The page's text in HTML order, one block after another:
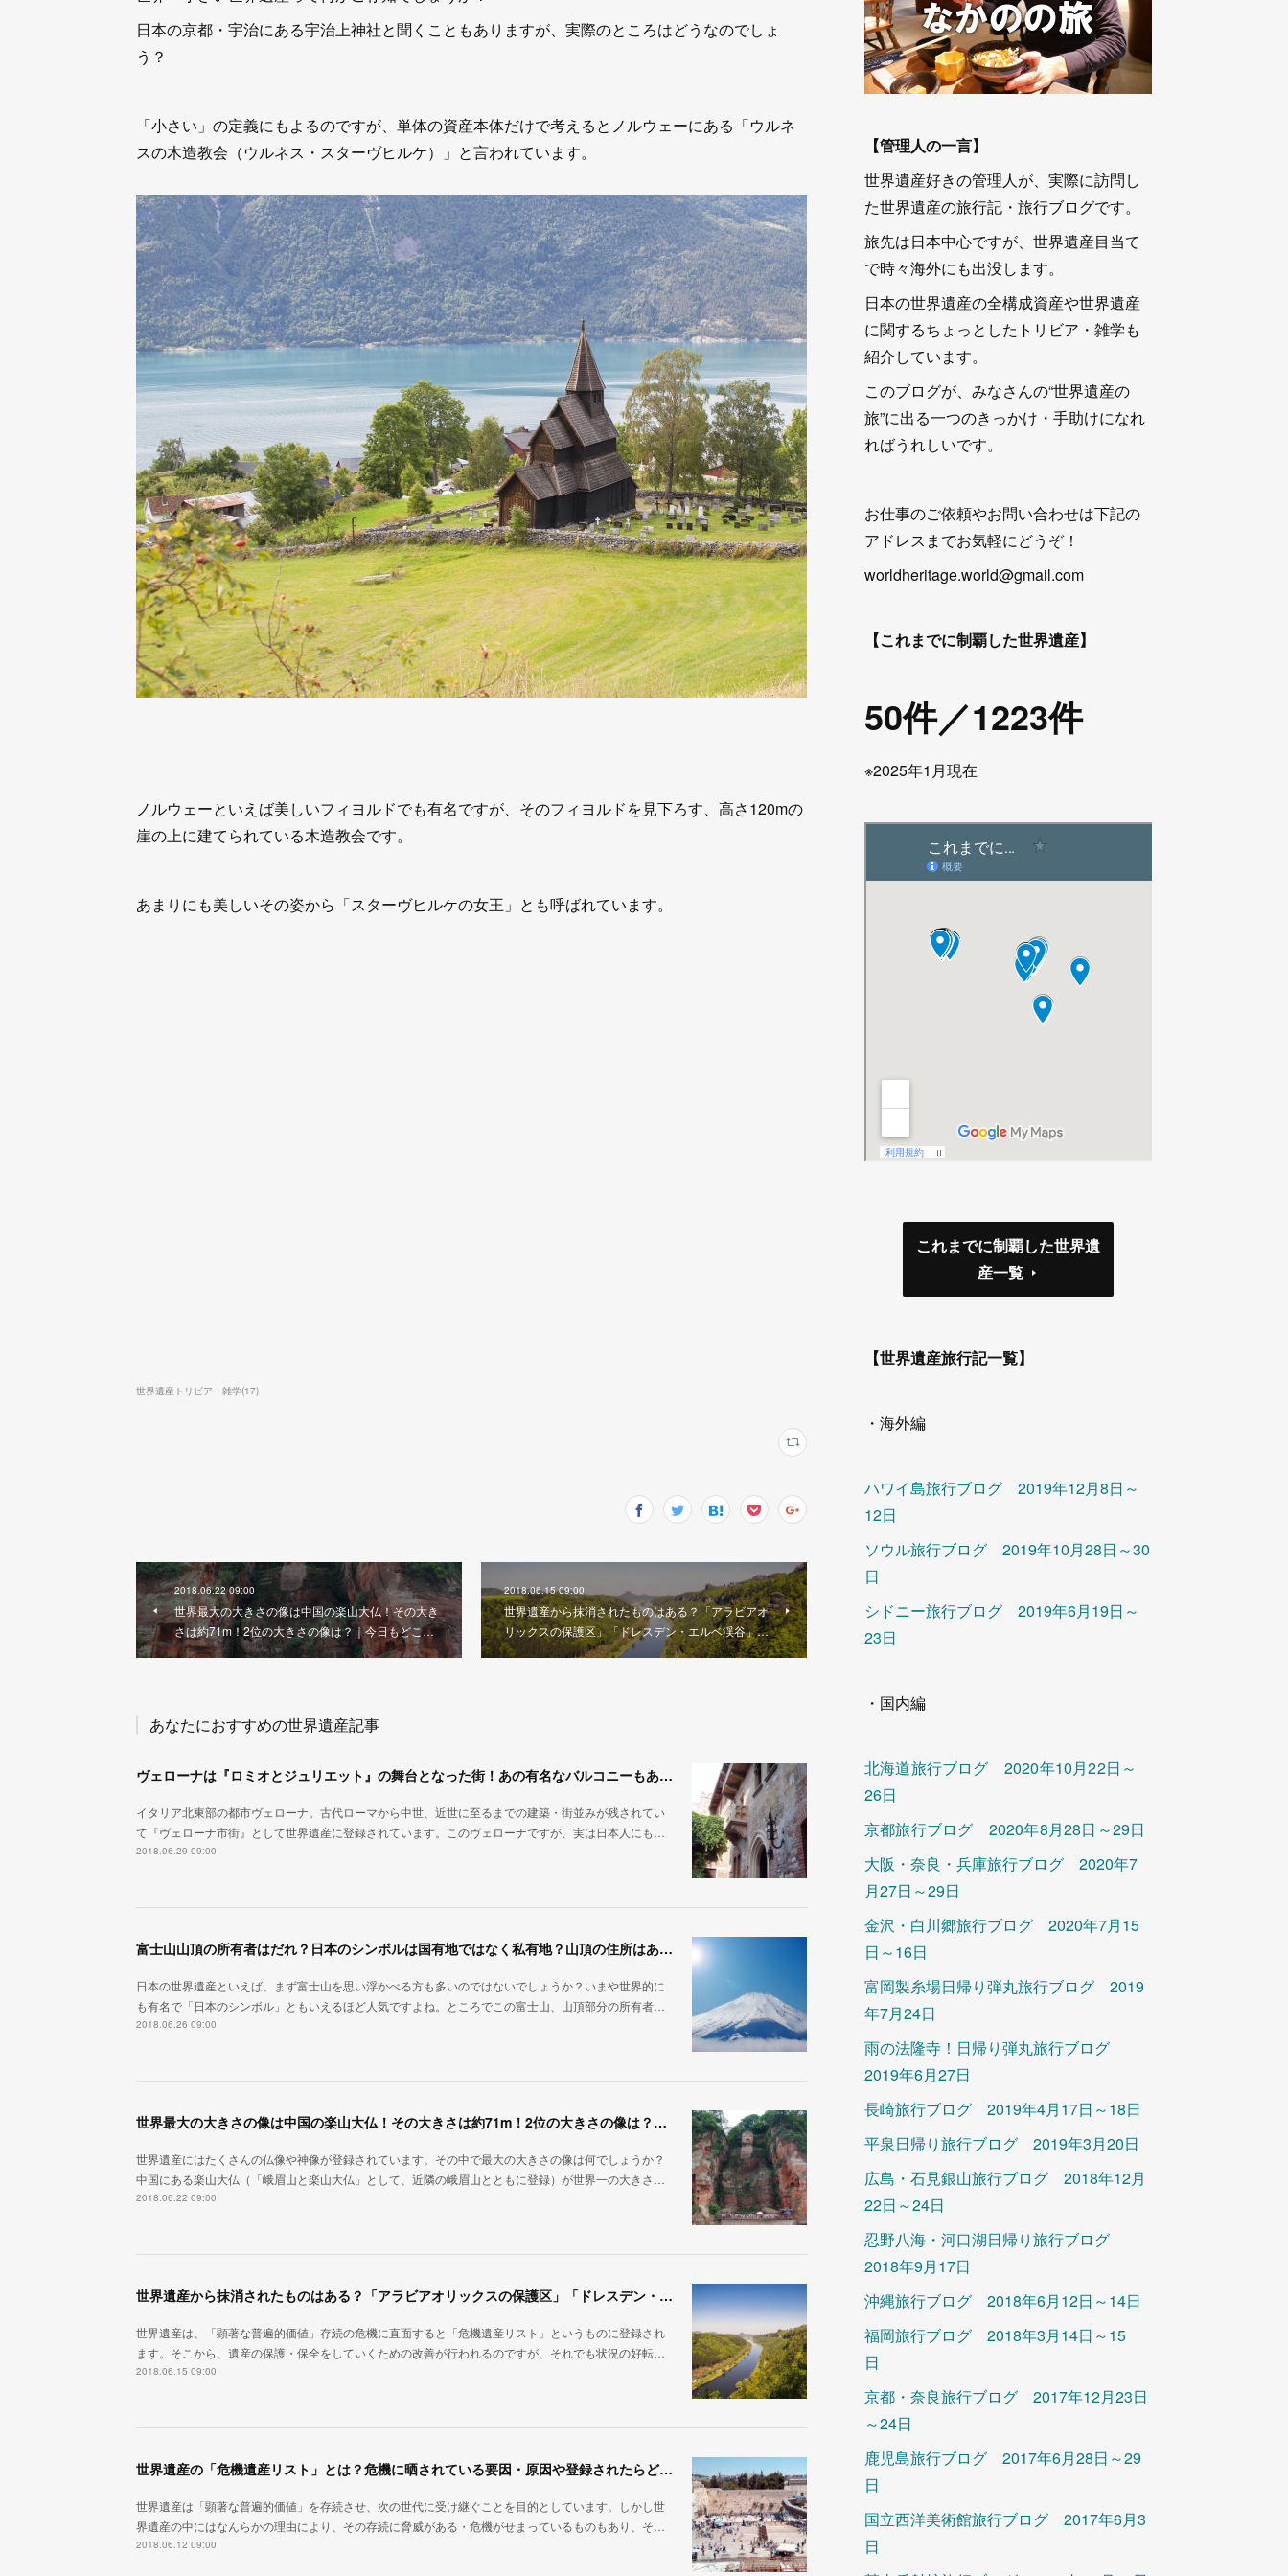
日本の京都・宇治にある宇治上神社と聞くこともありますが、実際のところはどうなのでしょ
う？
「小さい」の定義にもよるのですが、単体の資産本体だけで考えるとノルウェーにある「ウルネ
スの木造教会（ウルネス・スターヴヒルケ）」と言われています。
ノルウェーといえば美しいフィヨルドでも有名ですが、そのフィヨルドを見下ろす、高さ120mの
崖の上に建てられている木造教会です。
あまりにも美しいその姿から「スターヴヒルケの女王」とも呼ばれています。
世界遺産トリビア・雑学(17)
2018.06.22 09:00
世界最大の大きさの像は中国の楽山大仏！その大き
さは約71m！2位の大きさの像は？｜今日もどこ…
2018.06.15 09:00
世界遺産から抹消されたものはある？「アラビアオ
リックスの保護区」「ドレスデン・エルベ渓谷」…
あなたにおすすめの世界遺産記事
ヴェローナは『ロミオとジュリエット』の舞台となった街！あの有名なバルコニーもある？｜今日もどこかの世界遺産
イタリア北東部の都市ヴェローナ。古代ローマから中世、近世に至るまでの建築・街並みが残されてい
て『ヴェローナ市街』として世界遺産に登録されています。このヴェローナですが、実は日本人にも…
2018.06.29 09:00
富士山山頂の所有者はだれ？日本のシンボルは国有地ではなく私有地？山頂の住所はある？｜今日もどこかの世界遺産
日本の世界遺産といえば、まず富士山を思い浮かべる方も多いのではないでしょうか？いまや世界的に
も有名で「日本のシンボル」ともいえるほど人気ですよね。ところでこの富士山、山頂部分の所有者…
2018.06.26 09:00
世界最大の大きさの像は中国の楽山大仏！その大きさは約71m！2位の大きさの像は？｜今日もどこかの世界遺産
世界遺産にはたくさんの仏像や神像が登録されています。その中で最大の大きさの像は何でしょうか？
中国にある楽山大仏（「峨眉山と楽山大仏」として、近隣の峨眉山とともに登録）が世界一の大きさ…
2018.06.22 09:00
世界遺産から抹消されたものはある？「アラビアオリックスの保護区」「ドレスデン・エルベ渓谷」｜今日もどこかの世界遺産
世界遺産は、「顕著な普遍的価値」存続の危機に直面すると「危機遺産リスト」というものに登録され
ます。そこから、遺産の保護・保全をしていくための改善が行われるのですが、それでも状況の好転…
2018.06.15 09:00
世界遺産の「危機遺産リスト」とは？危機に晒されている要因・原因や登録されたらどうなる？｜今日もどこかの世界遺産
世界遺産は「顕著な普遍的価値」を存続させ、次の世代に受け継ぐことを目的としています。しかし世
界遺産の中にはなんらかの理由により、その存続に脅威がある・危機がせまっているものもあり、そ…
2018.06.12 09:00
【管理人の一言】
世界遺産好きの管理人が、実際に訪問し
た世界遺産の旅行記・旅行ブログです。
旅先は日本中心ですが、世界遺産目当て
で時々海外にも出没します。
日本の世界遺産の全構成資産や世界遺産
に関するちょっとしたトリビア・雑学も
紹介しています。
このブログが、みなさんの“世界遺産の
旅”に出る一つのきっかけ・手助けになれ
ればうれしいです。
お仕事のご依頼やお問い合わせは下記の
アドレスまでお気軽にどうぞ！
worldheritage.world@gmail.com
【これまでに制覇した世界遺産】
50件／1223件
※2025年1月現在
これまでに制覇した世界遺
産一覧
【世界遺産旅行記一覧】
・海外編
ハワイ島旅行ブログ 2019年12月8日～
12日
ソウル旅行ブログ 2019年10月28日～30
日
シドニー旅行ブログ 2019年6月19日～
23日
・国内編
北海道旅行ブログ 2020年10月22日～
26日
京都旅行ブログ 2020年8月28日～29日
大阪・奈良・兵庫旅行ブログ 2020年7
月27日～29日
金沢・白川郷旅行ブログ 2020年7月15
日～16日
富岡製糸場日帰り弾丸旅行ブログ 2019
年7月24日
雨の法隆寺！日帰り弾丸旅行ブログ
2019年6月27日
長崎旅行ブログ 2019年4月17日～18日
平泉日帰り旅行ブログ 2019年3月20日
広島・石見銀山旅行ブログ 2018年12月
22日～24日
忍野八海・河口湖日帰り旅行ブログ
2018年9月17日
沖縄旅行ブログ 2018年6月12日～14日
福岡旅行ブログ 2018年3月14日～15
日
京都・奈良旅行ブログ 2017年12月23日
～24日
鹿児島旅行ブログ 2017年6月28日～29
日
国立西洋美術館旅行ブログ 2017年6月3
日